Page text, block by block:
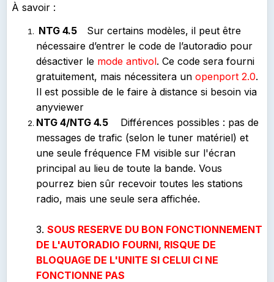
À savoir :
NTG 4.5 Sur certains modèles, il peut être
nécessaire d’entrer le code de l’autoradio pour
désactiver le mode antivol. Ce code sera fourni
gratuitement, mais nécessitera un openport 2.0.
Il est possible de le faire à distance si besoin via
anyviewer
NTG 4/NTG 4.5 Différences possibles : pas de
messages de trafic (selon le tuner matériel) et
une seule fréquence FM visible sur l'écran
principal au lieu de toute la bande. Vous
pourrez bien sûr recevoir toutes les stations
radio, mais une seule sera affichée.
3. SOUS RESERVE DU BON FONCTIONNEMENT
DE L'AUTORADIO FOURNI, RISQUE DE
BLOQUAGE DE L'UNITE SI CELUI CI NE
FONCTIONNE PAS